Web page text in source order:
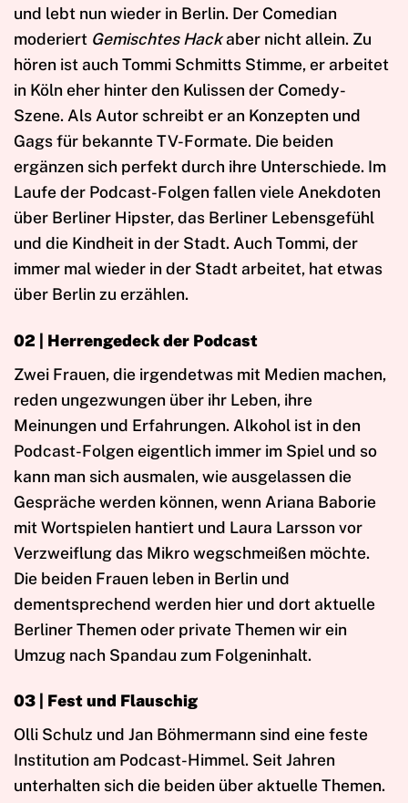
und lebt nun wieder in Berlin. Der Comedian
moderiert Gemischtes Hackaber nicht allein. Zu
hören ist auch Tommi Schmitts Stimme, er arbeitet
in Köln eher hinter den Kulissen der Comedy-
Szene. Als Autor schreibt er an Konzepten und
Gags für bekannte TV-Formate. Die beiden
ergänzen sich perfekt durch ihre Unterschiede. Im
Laufe der Podcast-Folgen fallen viele Anekdoten
über Berliner Hipster, das Berliner Lebensgefühl
und die Kindheit in der Stadt. Auch Tommi, der
immer mal wieder in der Stadt arbeitet, hat etwas
über Berlin zu erzählen.
02 | Herrengedeck der Podcast
Zwei Frauen, die irgendetwas mit Medien machen,
reden ungezwungen über ihr Leben, ihre
Meinungen und Erfahrungen. Alkohol ist in den
Podcast-Folgen eigentlich immer im Spiel und so
kann man sich ausmalen, wie ausgelassen die
Gespräche werden können, wenn Ariana Baborie
mit Wortspielen hantiert und Laura Larsson vor
Verzweiflung das Mikro wegschmeißen möchte.
Die beiden Frauen leben in Berlin und
dementsprechend werden hier und dort aktuelle
Berliner Themen oder private Themen wir ein
Umzug nach Spandau zum Folgeninhalt.
03 | Fest und Flauschig
Olli Schulz und Jan Böhmermann sind eine feste
Institution am Podcast-Himmel. Seit Jahren
unterhalten sich die beiden über aktuelle Themen.